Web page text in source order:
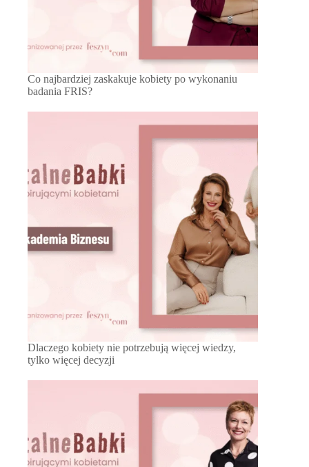
Co najbardziej zaskakuje kobiety po wykonaniu
badania FRIS?
Dlaczego kobiety nie potrzebują więcej wiedzy,
tylko więcej decyzji